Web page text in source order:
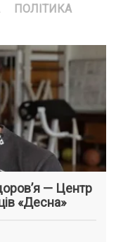
ПОЛІТИКА
— Центр
«Десна»